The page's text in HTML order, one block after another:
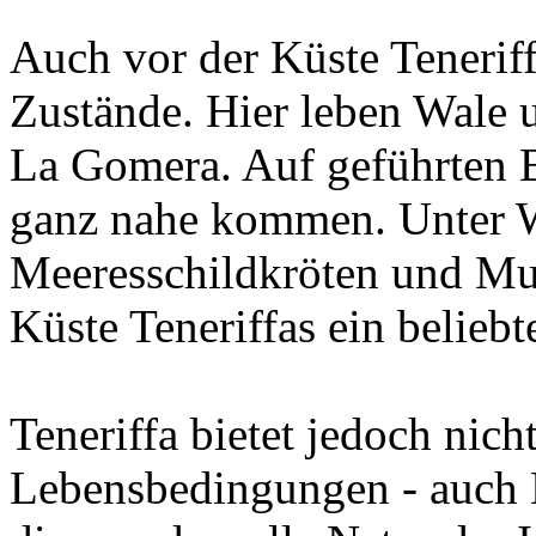
Auch vor der Küste
Zustände. Hier leben
La Gomera. Auf geführten
ganz nahe kommen. Unter
Meeresschildkröten und
Küste Teneriffas ein
Teneriffa bietet jedoch
Lebensbedingungen -